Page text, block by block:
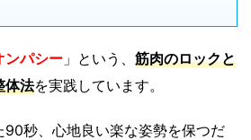
ンパシー 」という、 筋肉のロックと
体法を実践しています。
90秒、心地良い楽な姿勢を保つだ